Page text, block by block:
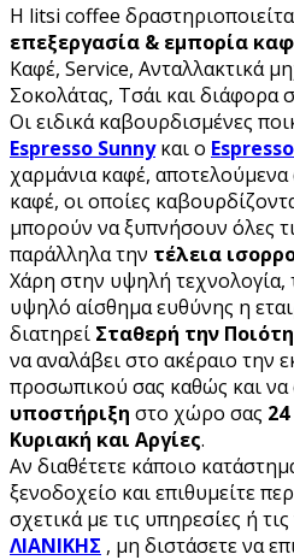
Η litsi coffee
επεξεργασία & εμπορία
Καφέ, Service, Ανταλλακτικά
Σοκολάτας, Τσάι και διάφορα
Οι ειδικά καβουρδισμένες
Espresso Sunnyκαι ο
χαρμάνια καφέ, αποτελούμενα
καφέ, οι οποίες
μπορούν να ξυπνήσουν όλες
παράλληλα την τέλεια
Χάρη στην υψηλή τεχνολογία,
υψηλό αίσθημα ευθύνης η
διατηρεί Σταθερή την
να αναλάβει στο ακέραιο την
προσωπικού σας καθώς και να
υποστήριξη στο χώρο σας
Κυριακή και Αργίες.
Αν διαθέτετε κάποιο
ξενοδοχείο και επιθυμείτε
σχετικά με τις υπηρεσίες ή
ΛΙΑΝΙΚΗΣ , μη διστάσετε να